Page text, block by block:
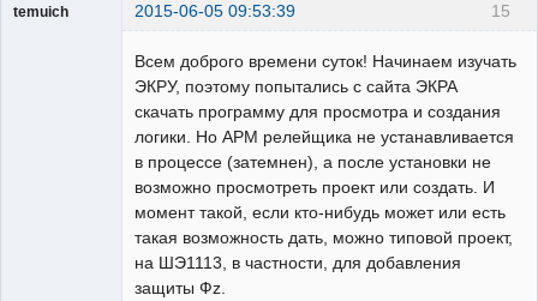
15
temuich 2015-06-05 09:53:39
Всем доброго времени суток! Начинаем изучать
ЭКРУ, поэтому попытались с сайта ЭКРА
скачать программу для просмотра и создания
логики. Но АРМ релейщика не устанавливается
в процессе (затемнен), а после установки не
возможно просмотреть проект или создать. И
момент такой, если кто-нибудь может или есть
такая возможность дать, можно типовой проект,
на ШЭ1113, в частности, для добавления
защиты Фz.